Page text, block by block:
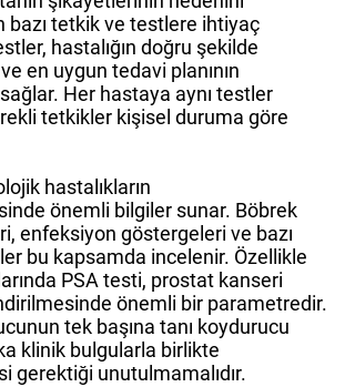
bazı tetkik ve testlere ihtiyaç
hastalığın doğru şekilde
en uygun tedavi planının
Her hastaya aynı testler
tetkikler kişisel duruma göre
hastalıkların
önemli bilgiler sunar. Böbrek
enfeksiyon göstergeleri ve bazı
bu kapsamda incelenir. Özellikle
PSA testi, prostat kanseri
önemli bir parametredir.
tek başına tanı koydurucu
klinik bulgularla birlikte
gerektiği unutulmamalıdır.